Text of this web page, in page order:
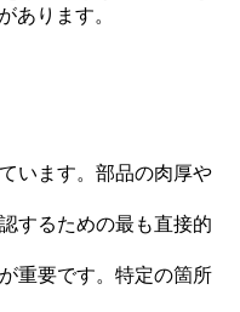
あります。
います。部品の肉厚や
するための最も直接的
重要です。特定の箇所